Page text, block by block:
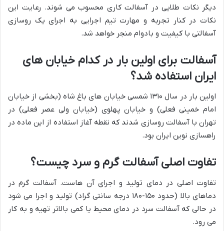
دیگر نکات طلایی در آسفالت کاری محسوب می شوند. رعایت این
نکات در کنار تجربه و مهارت تیم اجرایی به اجرای یک روسازی
آسفالتی با کیفیت و بادوام منجر خواهد شد.
آسفالت برای اولین بار در کدام خیابان های
ایران استفاده شد؟
اولین بار در سال ۱۳۱۰ شمسی خیابان های باغ شاه (بخشی از خیابان
امام خمینی فعلی) و خیابان پهلوی (خیابان ولی عصر فعلی) در
تهران با آسفالت روسازی شدند که نقطه آغاز استفاده از این ماده در
راهسازی نوین ایران بود.
تفاوت اصلی آسفالت گرم و سرد چیست؟
تفاوت اصلی در دمای تولید و اجرای آن هاست. آسفالت گرم در
دماهای بالا (حدود ۱۵۰-۱۸۰ درجه سانتی گراد) تولید و اجرا می شود
در حالی که آسفالت سرد در دمای محیط یا کمی بالاتر تهیه و به کار
می رود.